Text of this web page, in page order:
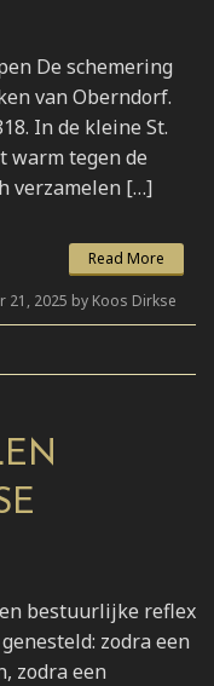
De schemering
van Oberndorf.
In de kleine St.
warm tegen de
verzamelen […]
Read More
21, 2025 by Koos Dirkse
bestuurlijke reflex
zodra een
zodra een